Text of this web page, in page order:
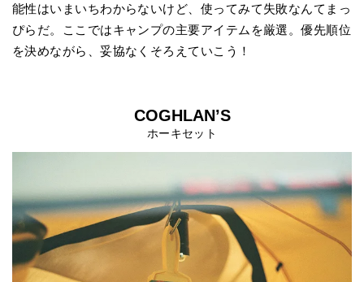
能性はいまいちわからないけど、使ってみて失敗なんてまっ
ぴらだ。ここではキャンプの主要アイテムを厳選。優先順位
を決めながら、妥協なくそろえていこう！
COGHLAN’S
ホーキセット